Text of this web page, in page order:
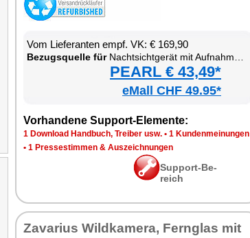
Vom Lie­fe­ran­ten empf. VK: € 169,90
Be­zugs­quel­le fürNacht­sicht­ge­rät mit Auf­nah­me­funk­ti­on
PEARL € 43,49*
eMall CHF 49.95*
Vor­han­de­ne Sup­port-Ele­men­te:
1 Down­load Hand­buch, Trei­ber usw. • 1 Kun­den­mei­nun­gen
• 1 Pres­se­stim­men & Aus­zeich­nun­gen
Sup­port-Be­
reich
Za­va­ri­us Wild­ka­me­ra, Fern­glas mit